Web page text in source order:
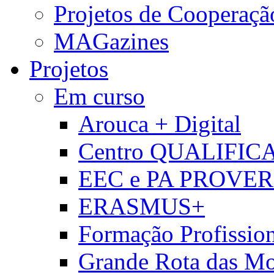
Projetos de
MAGazines
Projetos
Em curso
Arouca + Digital
Centro
EEC e PA
ERASMUS+
Formação
Grande Rota das